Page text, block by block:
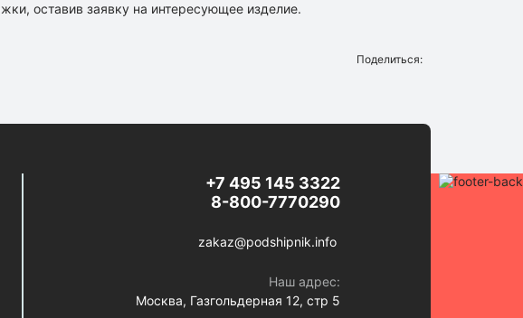
оставив заявку на интересующее изделие.
Поделиться:
+7 495 145 3322
8-800-7770290
zakaz@podshipnik.info
Наш адрес:
Москва, Газгольдерная 12, стр 5